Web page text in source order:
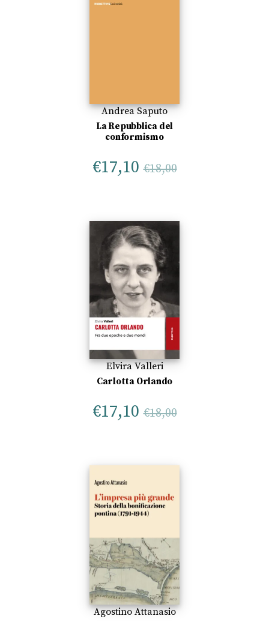
Andrea Saputo
La Repubblica del
conformismo
€17,10 €18,00
Elvira Valleri
Carlotta Orlando
€17,10 €18,00
Agostino Attanasio